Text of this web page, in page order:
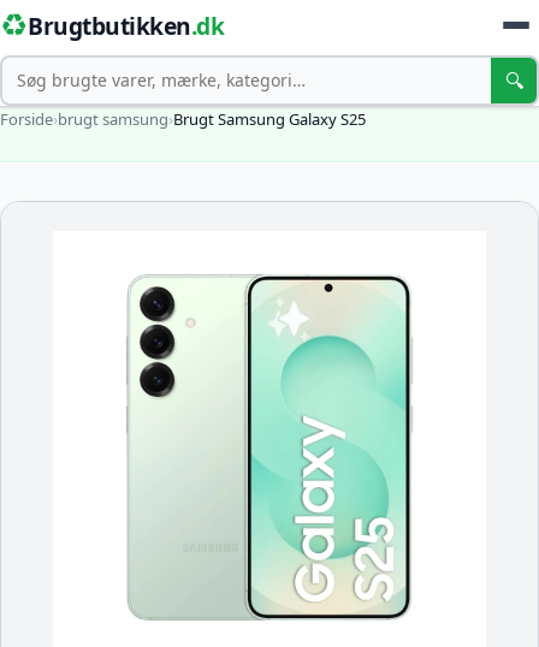
♻️Brugtbutikken.dk
Søg 🔍
Forside›brugt samsung›Brugt Samsung Galaxy S25